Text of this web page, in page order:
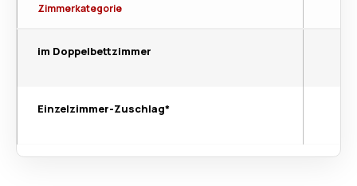
Zimmerkategorie
im Doppelbettzimmer
Einzelzimmer-Zuschlag*